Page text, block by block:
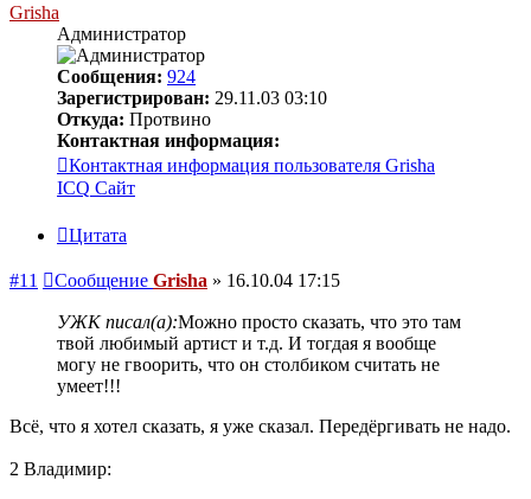
Grisha
Администратор
Сообщения: 924
Зарегистрирован: 29.11.03 03:10
Откуда: Протвино
Контактная информация:
Контактная информация пользователя Grisha
ICQ Сайт
Цитата
#11 Сообщение Grisha » 16.10.04 17:15
УЖК писал(а):Можно просто сказать, что это там
твой любимый артист и т.д. И тогдая я вообще
могу не гвоорить, что он столбиком считать не
умеет!!!
Всё, что я хотел сказать, я уже сказал. Передёргивать не надо.
2 Владимир: